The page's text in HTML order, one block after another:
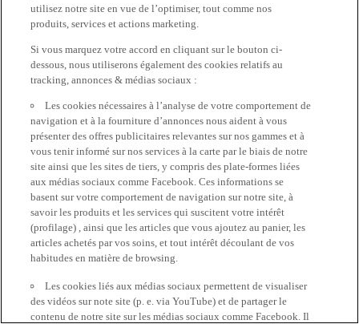
utilisez notre site en vue de l’optimiser, tout comme nos
produits, services et actions marketing.
Si vous marquez votre accord en cliquant sur le bouton ci-
dessous, nous utiliserons également des cookies relatifs au
tracking, annonces & médias sociaux :
Les cookies nécessaires à l’analyse de votre comportement de
navigation et à la fourniture d’annonces nous aident à vous
présenter des offres publicitaires relevantes sur nos gammes et à
vous tenir informé sur nos services à la carte par le biais de notre
site ainsi que les sites de tiers, y compris des plate-formes liées
aux médias sociaux comme Facebook. Ces informations se
basent sur votre comportement de navigation sur notre site, à
savoir les produits et les services qui suscitent votre intérêt
(profilage) , ainsi que les articles que vous ajoutez au panier, les
articles achetés par vos soins, et tout intérêt découlant de vos
habitudes en matière de browsing.
Les cookies liés aux médias sociaux permettent de visualiser
des vidéos sur note site (p. e. via YouTube) et de partager le
contenu de notre site sur les médias sociaux comme Facebook. Il